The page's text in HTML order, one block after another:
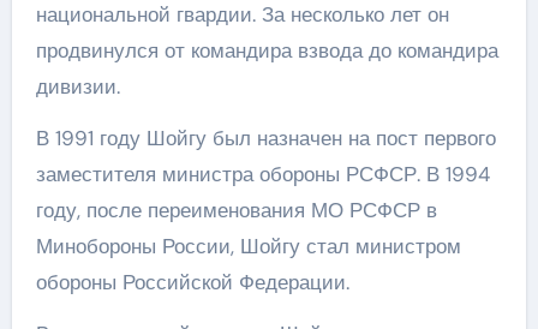
национальной гвардии. За несколько лет он
продвинулся от командира взвода до командира
дивизии.
В 1991 году Шойгу был назначен на пост первого
заместителя министра обороны РСФСР. В 1994
году, после переименования МО РСФСР в
Минобороны России, Шойгу стал министром
обороны Российской Федерации.